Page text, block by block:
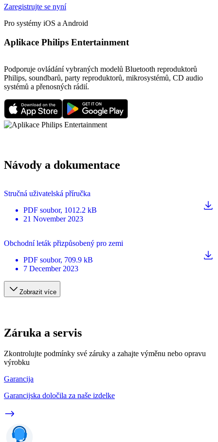
Zaregistrujte se nyní
Pro systémy iOS a Android
Aplikace Philips Entertainment
Podporuje ovládání vybraných modelů Bluetooth reproduktorů
Philips, soundbarů, party reproduktorů, mikrosystémů, CD audio
systémů a přenosných rádií.
Návody a dokumentace
Stručná uživatelská příručka
PDF soubor, 1012.2 kB
21 November 2023
Obchodní leták přizpůsobený pro zemi
PDF soubor, 709.9 kB
7 December 2023
Zobrazit více
Záruka a servis
Zkontrolujte podmínky své záruky a zahajte výměnu nebo opravu
výrobku
Garancija
Garancijska določila za naše izdelke